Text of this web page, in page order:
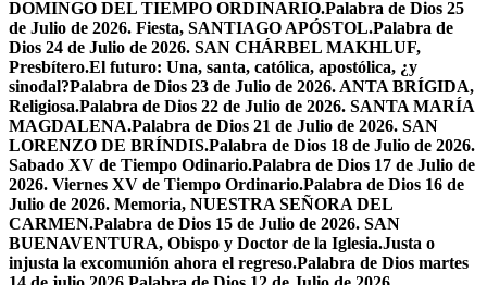
DOMINGO DEL TIEMPO ORDINARIO.Palabra de Dios 25
de Julio de 2026. Fiesta, SANTIAGO APÓSTOL.Palabra de
Dios 24 de Julio de 2026. SAN CHÁRBEL MAKHLUF,
Presbítero.El futuro: Una, santa, católica, apostólica, ¿y
sinodal?Palabra de Dios 23 de Julio de 2026. ANTA BRÍGIDA,
Religiosa.Palabra de Dios 22 de Julio de 2026. SANTA MARÍA
MAGDALENA.Palabra de Dios 21 de Julio de 2026. SAN
LORENZO DE BRÍNDIS.Palabra de Dios 18 de Julio de 2026.
Sabado XV de Tiempo Odinario.Palabra de Dios 17 de Julio de
2026. Viernes XV de Tiempo Ordinario.Palabra de Dios 16 de
Julio de 2026. Memoria, NUESTRA SEÑORA DEL
CARMEN.Palabra de Dios 15 de Julio de 2026. SAN
BUENAVENTURA, Obispo y Doctor de la Iglesia.Justa o
injusta la excomunión ahora el regreso.Palabra de Dios martes